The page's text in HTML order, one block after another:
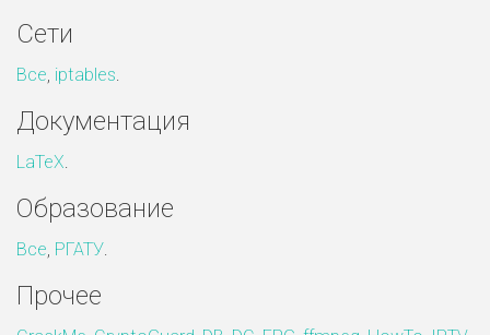
Сети
Все, iptables.
Документация
LaTeX.
Образование
Все, РГАТУ.
Прочее